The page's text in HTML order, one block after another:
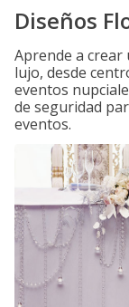
Diseños
Aprende a crear
lujo, desde
eventos
de seguridad
eventos.